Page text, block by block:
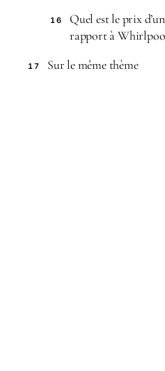
16
Quel est le prix
rapport à
17 Sur le même thème